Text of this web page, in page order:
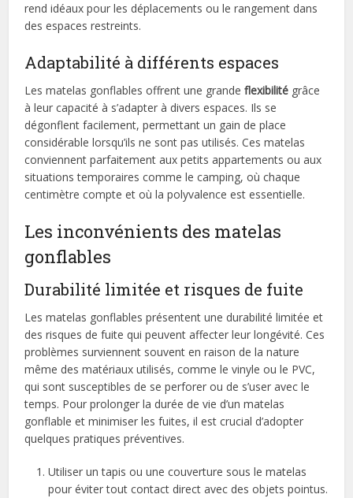
rend idéaux pour les déplacements ou le rangement dans
des espaces restreints.
Adaptabilité à différents espaces
Les matelas gonflables offrent une grandeflexibilité grâce
à leur capacité à s’adapter à divers espaces. Ils se
dégonflent facilement, permettant un gain de place
considérable lorsqu’ils ne sont pas utilisés. Ces matelas
conviennent parfaitement aux petits appartements ou aux
situations temporaires comme le camping, où chaque
centimètre compte et où la polyvalence est essentielle.
Les inconvénients des matelas
gonflables
Durabilité limitée et risques de fuite
Les matelas gonflables présentent une durabilité limitée et
des risques de fuite qui peuvent affecter leur longévité. Ces
problèmes surviennent souvent en raison de la nature
même des matériaux utilisés, comme le vinyle ou le PVC,
qui sont susceptibles de se perforer ou de s’user avec le
temps. Pour prolonger la durée de vie d’un matelas
gonflable et minimiser les fuites, il est crucial d’adopter
quelques pratiques préventives.
Utiliser un tapis ou une couverture sous le matelas
pour éviter tout contact direct avec des objets pointus.